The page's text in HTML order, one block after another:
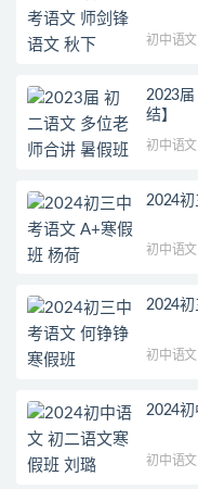
初中语文
2023届
结】
初中语文
2024
初中语文
2024初
初中语文
2024初
初中语文